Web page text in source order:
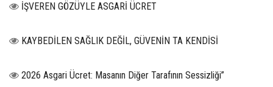
İŞVEREN GÖZÜYLE ASGARİ ÜCRET
KAYBEDİLEN SAĞLIK DEĞİL, GÜVENİN TA KENDİSİ
2026 Asgari Ücret: Masanın Diğer Tarafının Sessizliği”